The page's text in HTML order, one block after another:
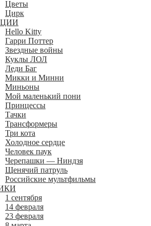
Цветы
Цирк
Hello Kitty
Гарри Поттер
Звездные войны
Куклы ЛОЛ
Леди Баг
Микки и Минни
Миньоны
Мой маленький пони
Принцессы
Тачки
Трансформеры
Три кота
Холодное сердце
Человек паук
Черепашки — Ниндзя
Щенячий патруль
Российские мультфильмы
1 сентября
14 февраля
23 февраля